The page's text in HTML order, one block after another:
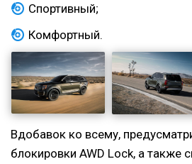
Спортивный;
Комфортный.
Вдобавок ко всему,
блокировки AWD Lock, а также